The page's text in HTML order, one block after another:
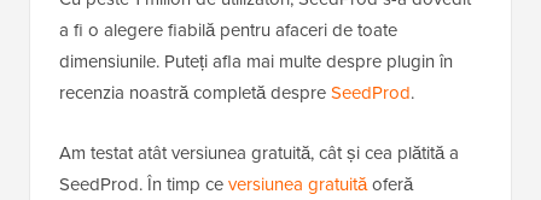
a fi o alegere fiabilă pentru afaceri de toate
dimensiunile. Puteți afla mai multe despre plugin în
recenzia noastră completă despreSeedProd.
Am testat atât versiunea gratuită, cât și cea plătită a
SeedProd. În timp ceversiunea gratuităoferă